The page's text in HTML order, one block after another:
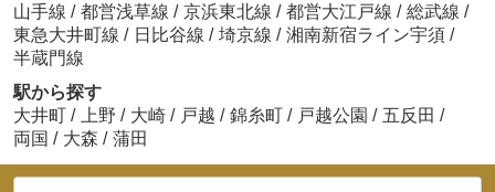
山手線 / 都営浅草線 / 京浜東北線 / 都営大江戸線 / 総武線 /
東急大井町線 / 日比谷線 / 埼京線 / 湘南新宿ライン宇須 /
半蔵門線
駅から探す
大井町 / 上野 / 大崎 / 戸越 / 錦糸町 / 戸越公園 / 五反田 /
両国 / 大森 / 蒲田